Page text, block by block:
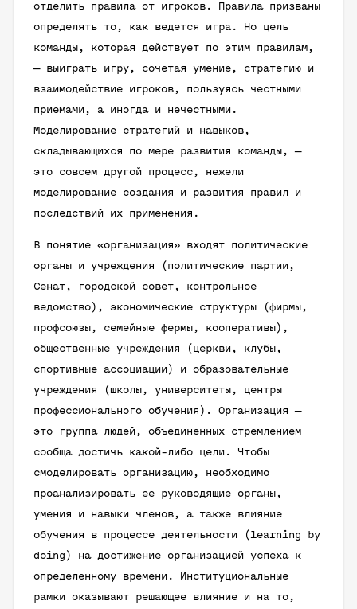
отделить правила от игроков. Правила призваны
определять то, как ведется игра. Но цель
команды, которая действует по этим правилам,
— выиграть игру, сочетая умение, стратегию и
взаимодействие игроков, пользуясь честными
приемами, а иногда и нечестными.
Моделирование стратегий и навыков,
складывающихся по мере развития команды, —
это совсем другой процесс, нежели
моделирование создания и развития правил и
последствий их применения.
В понятие «организация» входят политические
органы и учреждения (политические партии,
Сенат, городской совет, контрольное
ведомство), экономические структуры (фирмы,
профсоюзы, семейные фермы, кооперативы),
общественные учреждения (церкви, клубы,
спортивные ассоциации) и образовательные
учреждения (школы, университеты, центры
профессионального обучения). Организация —
это группа людей, объединенных стремлением
сообща достичь какой-либо цели. Чтобы
смоделировать организацию, необходимо
проанализировать ее руководящие органы,
умения и навыки членов, а также влияние
обучения в процессе деятельности (learning by
doing) на достижение организацией успеха к
определенному времени. Институциональные
рамки оказывают решающее влияние и на то,